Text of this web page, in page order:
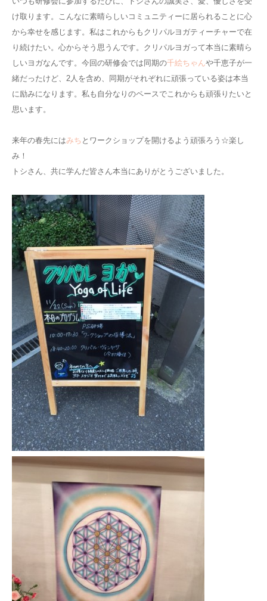
け取ります。こんなに素晴らしいコミュニティーに居られることに心
から幸せを感じます。私はこれからもクリパルヨガティーチャーで在
り続けたい。心からそう思うんです。クリパルヨガって本当に素晴ら
しいヨガなんです。今回の研修会では同期の千絵ちゃんや千恵子が一
緒だったけど、2人を含め、同期がそれぞれに頑張っている姿は本当
に励みになります。私も自分なりのペースでこれからも頑張りたいと
思います。
来年の春先にはみち とワークショップを開けるよう頑張ろう☆楽し
み！
トシさん、共に学んだ皆さん本当にありがとうございました。